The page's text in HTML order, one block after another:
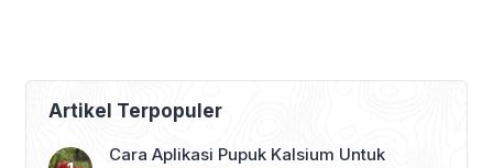
Artikel Terpopuler
Cara Aplikasi Pupuk Kalsium Untuk